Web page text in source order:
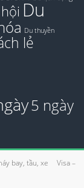
Du
Du thuyền
lẻ
5 ngày
bay, tầu, xe
Visa –